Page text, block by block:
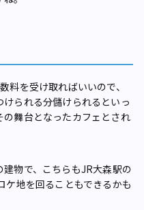
を受け取ればいいので、
られる分儲けられるといっ
舞台となったカフェとされ
物で、こちらもJR大森駅の
ケ地を回ることもできるかも